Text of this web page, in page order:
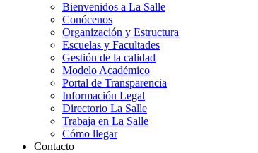
Bienvenidos a La Salle
Conócenos
Organización y Estructura
Escuelas y Facultades
Gestión de la calidad
Modelo Académico
Portal de Transparencia
Información Legal
Directorio La Salle
Trabaja en La Salle
Cómo llegar
Contacto